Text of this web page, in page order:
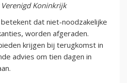
Koninkrijk
dat niet-noodzakelijke
worden afgeraden.
krijgen bij terugkomst in
advies om tien dagen in